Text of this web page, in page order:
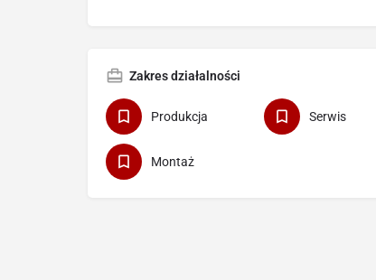
Zakres działalności
Produkcja Serwis
Montaż